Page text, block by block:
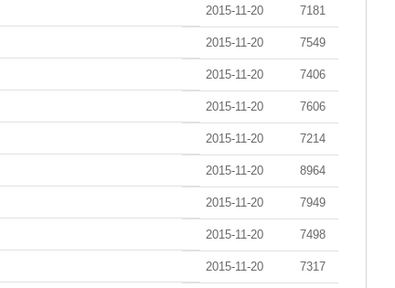
2015-11-20 7181
2015-11-20 7549
2015-11-20 7406
2015-11-20 7606
2015-11-20 7214
2015-11-20 8964
2015-11-20 7949
2015-11-20 7498
2015-11-20 7317